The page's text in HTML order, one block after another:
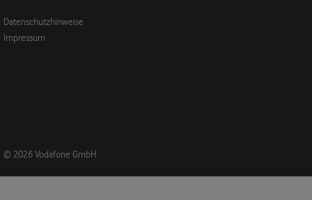
Datenschutzhinweise
Impressum
© 2026 Vodafone GmbH